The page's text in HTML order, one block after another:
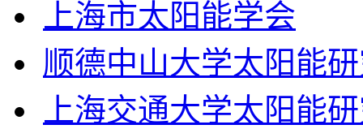
上海市太阳能学会
顺德中山大学太阳能
上海交通大学太阳能